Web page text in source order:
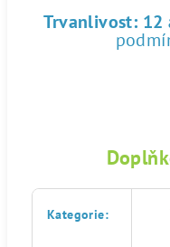
Trvanlivost: 12
Kategorie: